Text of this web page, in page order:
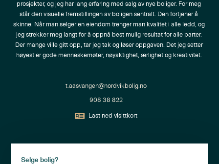
prosjekter, og jeg har lang erfaring med salg av nye boliger. For meg
står den visuelle fremstillingen av boligen sentralt. Den fortjener å
skinne. Når man selger en eiendom trenger man kvalitet i alle ledd, og
jeg strekker meg langt for å oppnå best mulig resultat for alle parter.
Der mange ville gitt opp, tar jeg tak og løser oppgaven. Det jeg setter
høyest er gode menneskemøter, nøyaktighet, ærlighet og kreativitet.
t.aasvangen@nordvikbolig.no
908 38 822
Last ned visittkort
Selge bolig?